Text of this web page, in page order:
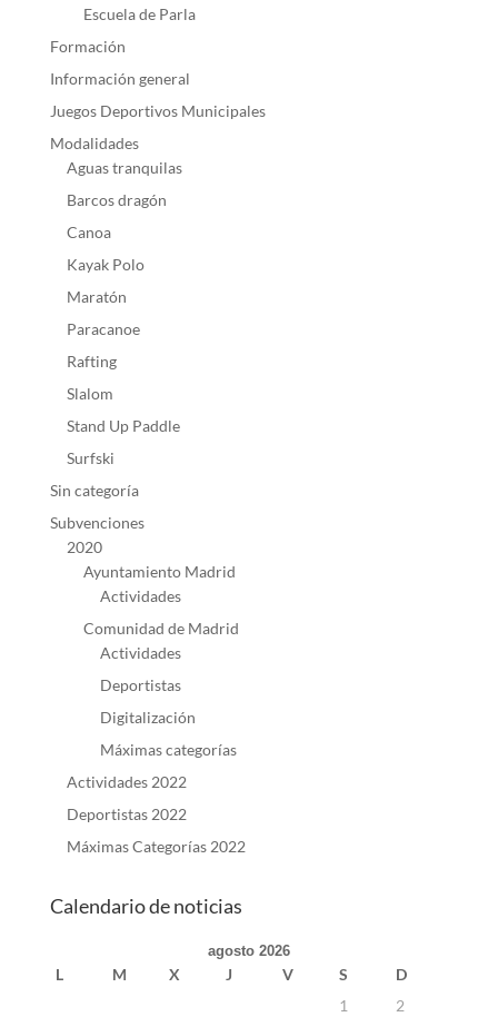
Escuela de Parla
Formación
Información general
Juegos Deportivos Municipales
Modalidades
Aguas tranquilas
Barcos dragón
Canoa
Kayak Polo
Maratón
Paracanoe
Rafting
Slalom
Stand Up Paddle
Surfski
Sin categoría
Subvenciones
2020
Ayuntamiento Madrid
Actividades
Comunidad de Madrid
Actividades
Deportistas
Digitalización
Máximas categorías
Actividades 2022
Deportistas 2022
Máximas Categorías 2022
Calendario de noticias
agosto 2026
L M X J V S
D
1
2